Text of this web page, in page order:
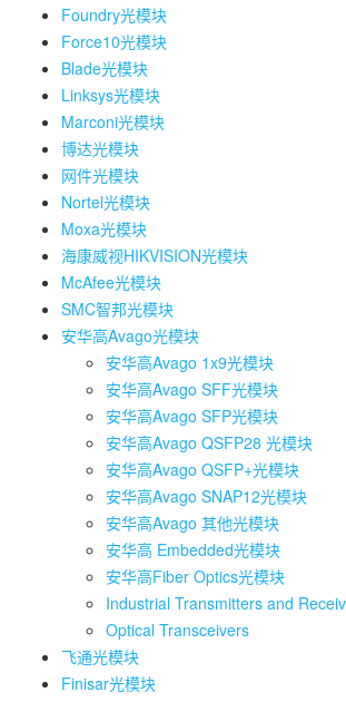
Foundry光模块
Force10光模块
Blade光模块
Linksys光模块
Marconi光模块
博达光模块
网件光模块
Nortel光模块
Moxa光模块
海康威视HIKVISION光模块
McAfee光模块
SMC智邦光模块
安华高Avago光模块
安华高Avago 1x9光模块
安华高Avago SFF光模块
安华高Avago SFP光模块
安华高Avago QSFP28 光模块
安华高Avago QSFP+光模块
安华高Avago SNAP12光模块
安华高Avago 其他光模块
安华高 Embedded光模块
安华高Fiber Optics光模块
Industrial Transmitters and
Optical Transceivers
飞通光模块
Finisar光模块